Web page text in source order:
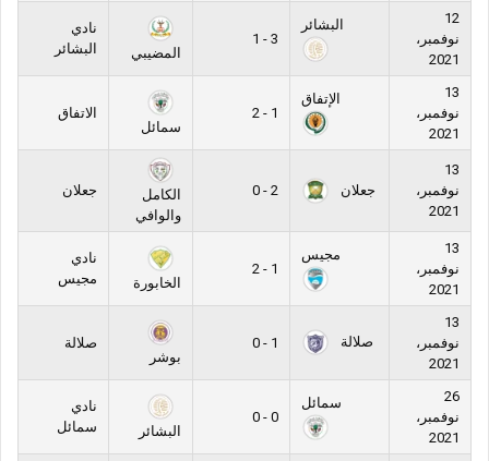
12
نوفمبر،
2021
البشائر
3 - 1
المضيبي
نادي
البشائر
13
نوفمبر،
2021
الإتفاق
1 - 2
سمائل
الاتفاق
13
نوفمبر،
2021
جعلان 2 - 0
الكامل
والوافي
جعلان
13
نوفمبر،
2021
مجيس
1 - 2
الخابورة
نادي
مجيس
13
نوفمبر،
2021
صلالة
1 - 0
بوشر
صلالة
26
نوفمبر،
2021
سمائل
0 - 0
البشائر
نادي
سمائل